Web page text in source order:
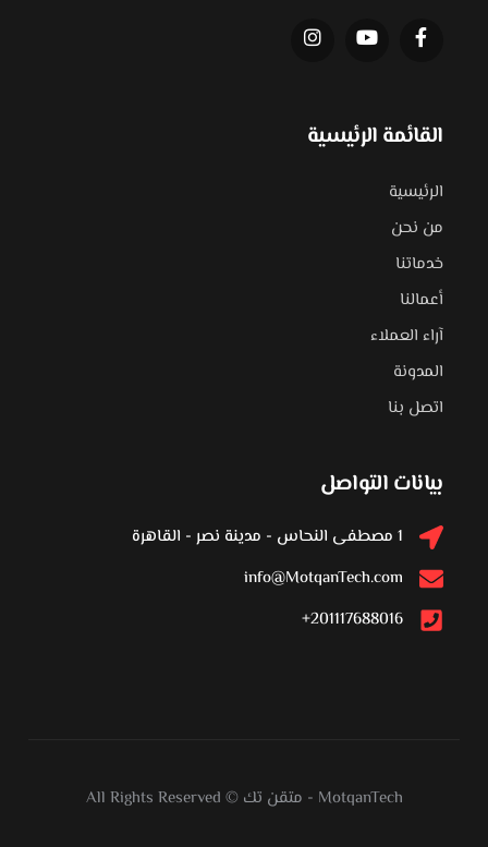
القائمة الرئيسية
الرئيسية
من نحن
خدماتنا
أعمالنا
آراء العملاء
المدونة
اتصل بنا
بيانات التواصل
1 مصطفى النحاس - مدينة نصر - القاهرة
info@MotqanTech.com
201117688016+
All Rights Reserved © متقن تك - MotqanTech